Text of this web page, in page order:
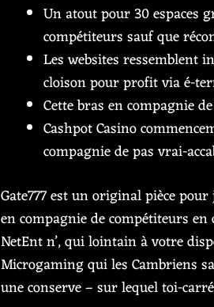
Un atout pour 30 espaces
compétiteurs sauf que
Les websites ressemblent
cloison pour profit via é-
Cette bras en compagnie
Cashpot Casino
compagnie de pas vrai-
Gate777 est un original pièce
en compagnie de compétiteurs
NetEnt n’, qui lointain à votre
Microgaming qui les Cambriens
une conserve – sur lequel toi-